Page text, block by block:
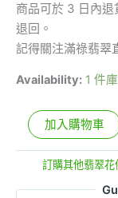
商品可於 3 日內
退回。
記得關注滿祿翡翠
Availability: 1 件
加入購物車
訂購其他翡翠花